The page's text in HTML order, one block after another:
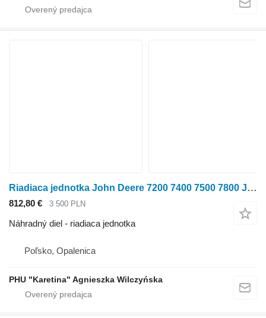
Riadiaca jednotka John Deere 7200 7400 7500 7800 JDZW PTP Row Trak Control AZ100562 na kolesového traktora John Deere 7500
812,80 € 3 500 PLN
Náhradný diel - riadiaca jednotka
Poľsko, Opalenica
PHU "Karetina" Agnieszka Wilczyńska